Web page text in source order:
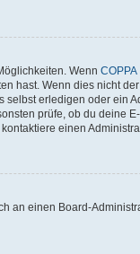
Wenn COPPA
hast. Wenn dies nicht
erledigen oder ein
prüfe, ob du deine
einen
an einen Board-